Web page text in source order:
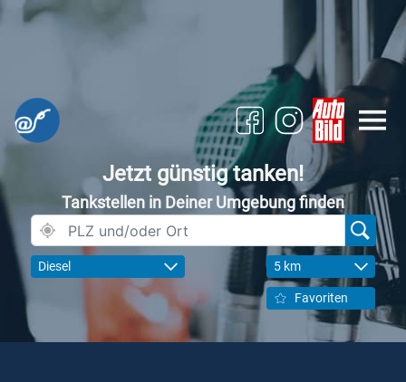
Jetzt günstig tanken!
Tankstellen in Deiner Umgebung finden
Diesel 5 km
Favoriten